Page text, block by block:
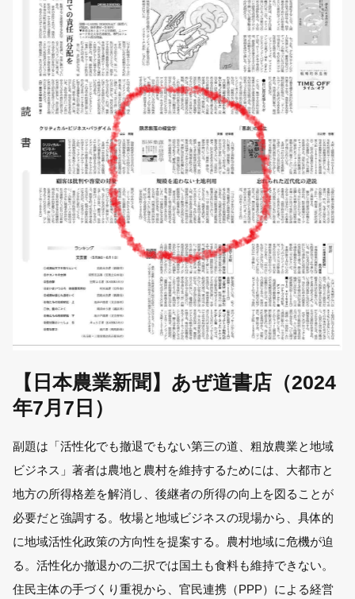
【日本農業新聞】あぜ道書店（2024
年7月7日）
副題は「活性化でも撤退でもない第三の道、粗放農業と地域
ビジネス」著者は農地と農村を維持するためには、大都市と
地方の所得格差を解消し、後継者の所得の向上を図ることが
必要だと強調する。牧場と地域ビジネスの現場から、具体的
に地域活性化政策の方向性を提案する。農村地域に危機が迫
る。活性化か撤退かの二択では国土も食料も維持できない。
住民主体の手づくり重視から、官民連携（PPP）による経営